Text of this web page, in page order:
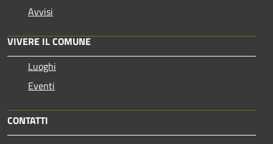
Avvisi
VIVERE IL COMUNE
Luoghi
Eventi
CONTATTI